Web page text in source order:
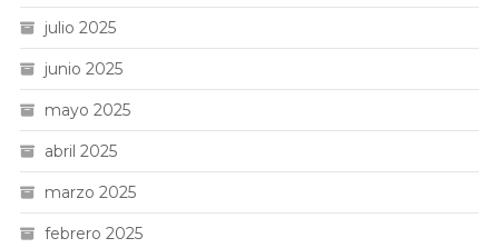
julio 2025
junio 2025
mayo 2025
abril 2025
marzo 2025
febrero 2025